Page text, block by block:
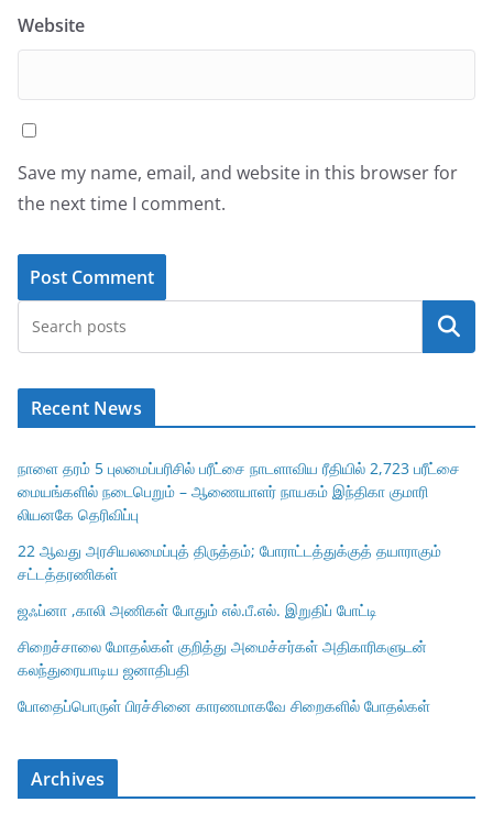
Website
Save my name, email, and website in this browser for
the next time I comment.
Search
Recent News
நாளை தரம் 5 புலமைப்பரிசில் பரீட்சை நாடளாவிய ரீதியில் 2,723 பரீட்சை
மையங்களில் நடைபெறும் – ஆணையாளர் நாயகம் இந்திகா குமாரி
லியனகே தெரிவிப்பு
22 ஆவது அரசியலமைப்புத் திருத்தம்; போராட்டத்துக்குத் தயாராகும்
சட்டத்தரணிகள்
ஜஃப்னா ,காலி அணிகள் போதும் எல்.பீ.எல். இறுதிப் போட்டி
சிறைச்சாலை மோதல்கள் குறித்து அமைச்சர்கள் அதிகாரிகளுடன்
கலந்துரையாடிய ஜனாதிபதி
போதைப்பொருள் பிரச்சினை காரணமாகவே சிறைகளில் போதல்கள்
Archives